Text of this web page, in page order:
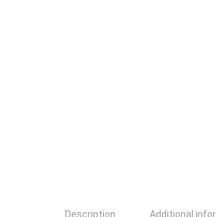
Description Additional